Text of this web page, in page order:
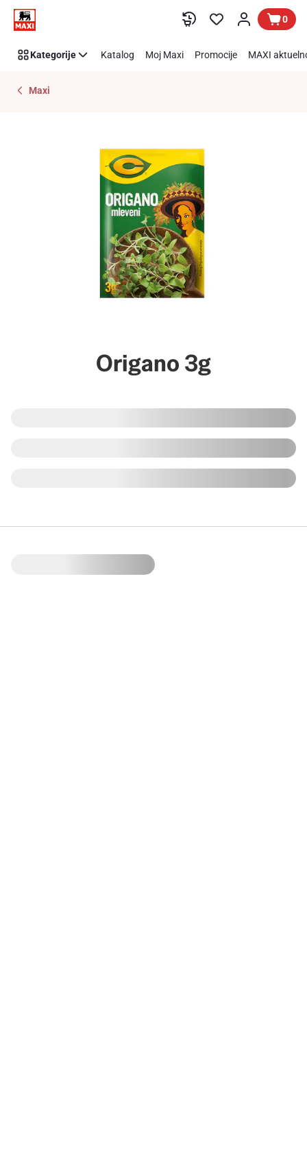
Preskoči link 0
Kategorije Katalog Moj Maxi Promocije MAXI
Maxi
Origano 3g